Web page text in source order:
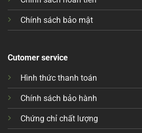
Chính sách bảo mật
Cutomer service
Hình thức thanh toán
Chính sách bảo hành
Chứng chỉ chất lượng